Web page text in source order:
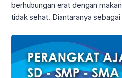
berhubungan erat dengan
tidak sehat. Diantaranya